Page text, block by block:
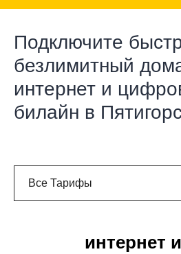
Подключите
безлимитный
интернет и
билайн в
интернет